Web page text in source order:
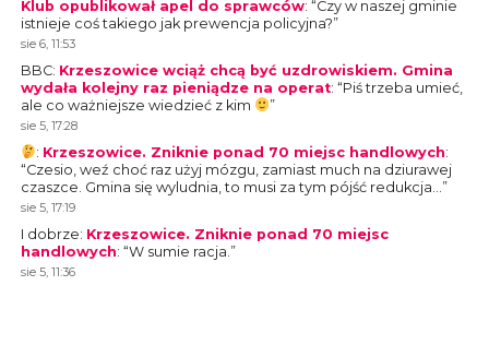
Klub opublikował apel do sprawców: “Czy w naszej gminie
istnieje coś takiego jak prewencja policyjna?”
sie 6, 11:53
BBC: Krzeszowice wciąż chcą być uzdrowiskiem. Gmina
wydała kolejny raz pieniądze na operat: “Piś trzeba umieć,
ale co ważniejsze wiedzieć z kim
”
sie 5, 17:28
: Krzeszowice. Zniknie ponad 70 miejsc handlowych:
“Czesio, weź choć raz użyj mózgu, zamiast much na dziurawej
czaszce. Gmina się wyludnia, to musi za tym pójść redukcja… ”
sie 5, 17:19
I dobrze: Krzeszowice. Zniknie ponad 70 miejsc
handlowych: “W sumie racja. ”
sie 5, 11:36